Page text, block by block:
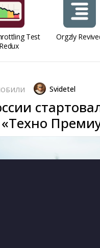
Test
Redux
Orgzly
Svidetel
«Техно